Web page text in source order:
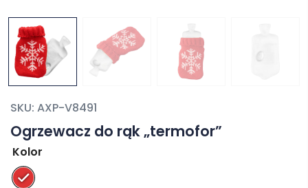
Ogrzewacz do rąk „termofor”
SKU: AXP-V8491
Kolor